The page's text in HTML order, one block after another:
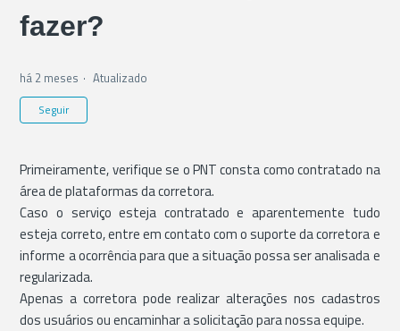
fazer?
há 2 meses Atualizado
Seguir
Primeiramente, verifique se o PNT consta como contratado na
área de plataformas da corretora.
Caso o serviço esteja contratado e aparentemente tudo
esteja correto, entre em contato com o suporte da corretora e
informe a ocorrência para que a situação possa ser analisada e
regularizada.
Apenas a corretora pode realizar alterações nos cadastros
dos usuários ou encaminhar a solicitação para nossa equipe.